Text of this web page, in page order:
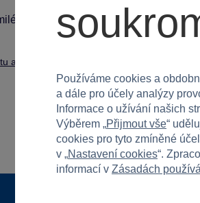
plyšového lva a dopřejte svým
a bezpečnost
Používáme cookies a
a dále pro účely analýzy
Informace o užívání našich
Výběrem „Přijmout vše“
cookies pro tyto zmíněné
v „Nastavení cookies“.
informací v Zásadách